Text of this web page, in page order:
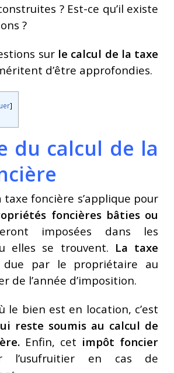
? Est-ce qu’il existe
?
sur le calcul de la taxe
d’être approfondies.
]
du calcul de la
taxe foncière s’applique pour
foncières bâties ou
imposées dans les
elles se trouvent. La taxe
par le propriétaire au
de l’année d’imposition.
le bien est en location, c’est
reste soumis au calcul de
Enfin, cet impôt foncier
en cas de